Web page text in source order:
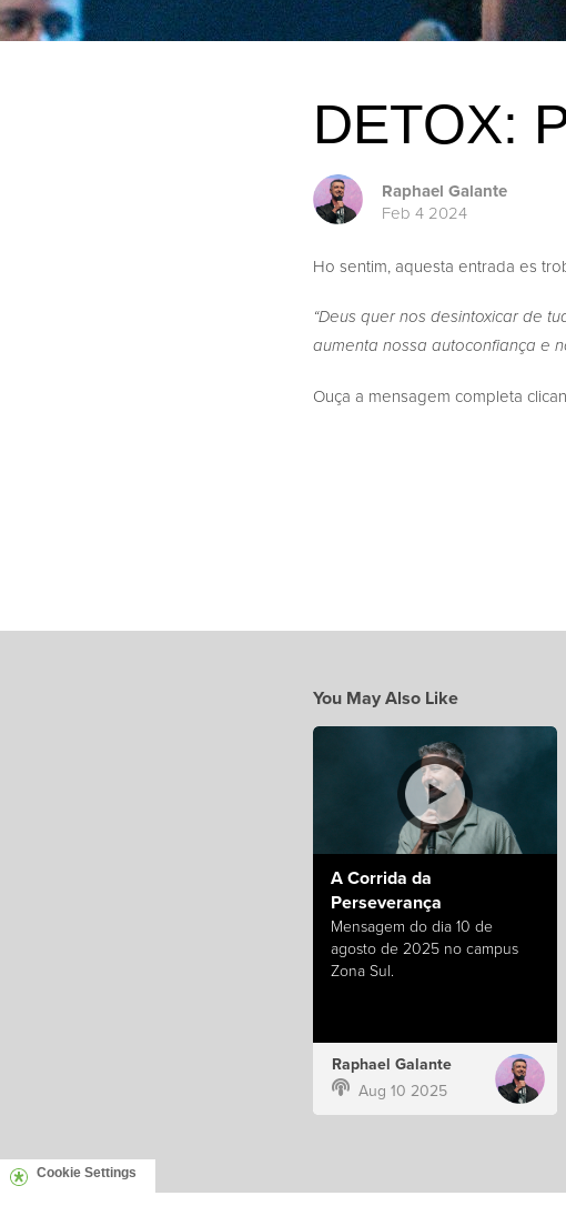
DETOX:
Raphael Galante
Feb 4 2024
Ho sentim, aquesta entrada es
“Deus quer nos desintoxicar de
aumenta nossa autoconfiança e
Ouça a mensagem completa
You May Also Like
A Corrida da
Perseverança
Mensagem do dia 10 de
agosto de 2025 no campus
Zona Sul.
Raphael Galante
Aug 10 2025
Cookie Settings